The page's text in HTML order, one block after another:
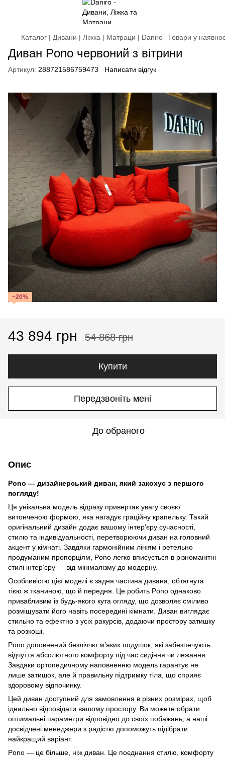
Каталог | Дивани | Ліжка | Матраци | Daniro Товари у
Диван Pono червоний з вітрини
Артикул: 288721586759473 Написати відгук
−20%
43 894 грн 54 868 грн
Купити
Передзвоніть мені
До обраного
Опис
Pono — дизайнерський диван, який закохує з першого
погляду!
Ця унікальна модель відразу привертає увагу своєю
витонченою формою, яка нагадує граційну крапельку. Такий
оригінальний дизайн додає вашому інтер’єру сучасності,
стилю та індивідуальності, перетворюючи диван на головний
акцент у кімнаті. Завдяки гармонійним лініям і ретельно
продуманим пропорціям, Pono легко вписується в різноманітні
стилі інтер’єру — від мінімалізму до модерну.
Особливістю цієї моделі є задня частина дивана, обтягнута
тією ж тканиною, що й передня. Це робить Pono однаково
привабливим із будь-якого кута огляду, що дозволяє сміливо
розміщувати його навіть посередині кімнати. Диван виглядає
стильно та ефектно з усіх ракурсів, додаючи простору затишку
та розкоші.
Pono доповнений безліччю м’яких подушок, які забезпечують
відчуття абсолютного комфорту під час сидіння чи лежання.
Завдяки ортопедичному наповненню модель гарантує не
лише затишок, але й правильну підтримку тіла, що сприяє
здоровому відпочинку.
Цей диван доступний для замовлення в різних розмірах, щоб
ідеально відповідати вашому простору. Ви можете обрати
оптимальні параметри відповідно до своїх побажань, а наші
досвідчені менеджери з радістю допоможуть підібрати
найкращий варіант.
Pono — це більше, ніж диван. Це поєднання стилю, комфорту